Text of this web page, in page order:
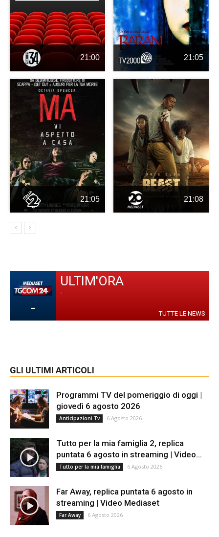
21:00 21:05
21:05 21:08
-
ULTIM'ORA
-
TUTTE LE NEWS
GLI ULTIMI ARTICOLI
Programmi TV del pomeriggio di oggi |
giovedì 6 agosto 2026
Anticipazioni Tv 6 Agosto 2026
Tutto per la mia famiglia 2, replica
puntata 6 agosto in streaming | Video...
Tutto per la mia famiglia 6 Agosto 2026
Far Away, replica puntata 6 agosto in
streaming | Video Mediaset
Far Away 6 Agosto 2026